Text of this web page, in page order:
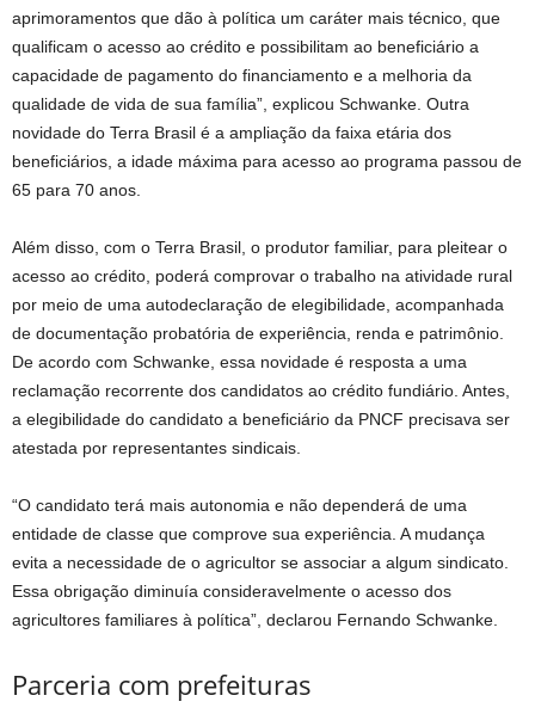
aprimoramentos que dão à política um caráter mais técnico, que
qualificam o acesso ao crédito e possibilitam ao beneficiário a
capacidade de pagamento do financiamento e a melhoria da
qualidade de vida de sua família”, explicou Schwanke. Outra
novidade do Terra Brasil é a ampliação da faixa etária dos
beneficiários, a idade máxima para acesso ao programa passou de
65 para 70 anos.
Além disso, com o Terra Brasil, o produtor familiar, para pleitear o
acesso ao crédito, poderá comprovar o trabalho na atividade rural
por meio de uma autodeclaração de elegibilidade, acompanhada
de documentação probatória de experiência, renda e patrimônio.
De acordo com Schwanke, essa novidade é resposta a uma
reclamação recorrente dos candidatos ao crédito fundiário. Antes,
a elegibilidade do candidato a beneficiário da PNCF precisava ser
atestada por representantes sindicais.
“O candidato terá mais autonomia e não dependerá de uma
entidade de classe que comprove sua experiência. A mudança
evita a necessidade de o agricultor se associar a algum sindicato.
Essa obrigação diminuía consideravelmente o acesso dos
agricultores familiares à política”, declarou Fernando Schwanke.
Parceria com prefeituras